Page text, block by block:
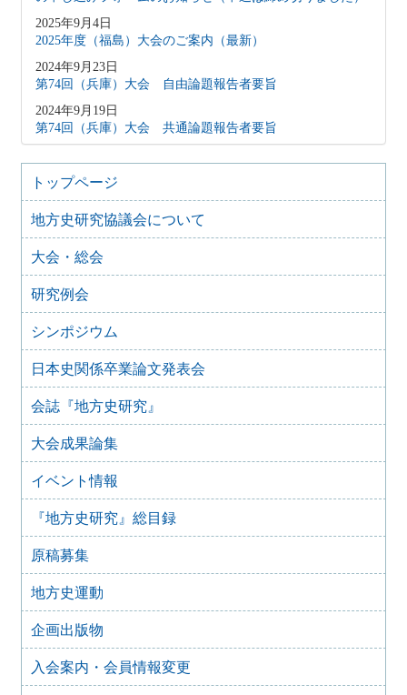
2025年9月4日
2025年度（福島）大会のご案内（最新）
2024年9月23日
第74回（兵庫）大会 自由論題報告者要旨
2024年9月19日
第74回（兵庫）大会 共通論題報告者要旨
第74回（兵庫）大会 書籍・雑誌展示（出版社・研究会）
の申し込みフォームのお知らせ
2024年9月1日
2024年8月25日
2024年度 第74回（兵庫）大会のご案内（最新）
2024年2月7日
2024年2月5日
2024年度 第74回（兵庫）大会のご案内
2023年8月19日
大会書籍展示申し込みのご案内
2023年8月19日
2023年度 第73回（館林）大会のご案内（最新）
2023年7月3日
2023年6月10日
「大会に関するアンケート調査」の実施について
2022年9月16日
2022年度 第72回（三重）大会
2021年11月26日
2021年度 地方史研究協議会 総会の表決に関する回答フォ
2021年9月19日
2021年度 第71回（茨城）大会
トップページ
地方史研究協議会について
大会・総会
研究例会
シンポジウム
日本史関係卒業論文発表会
会誌『地方史研究』
大会成果論集
イベント情報
『地方史研究』総目録
原稿募集
地方史運動
企画出版物
入会案内・会員情報変更